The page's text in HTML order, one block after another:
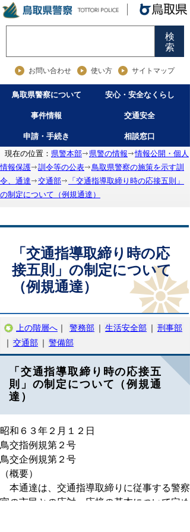
検
索
お問い合わせ 使い方 サイトマップ
鳥取県警察について 安心・安全なくらし
事件情報 交通安全
申請・手続き
相談窓口
現在の位置： 県警本部 県警の情報
情報公開・個人
情報保護
訓令等の公表
鳥取県警察の施策を示す訓
令、通達
交通部
「交通指導取締り時の応接五則」
の制定について（例規通達）
「交通指導取締り時の応
接五則」の制定について
（例規通達）
上の階層へ ｜ 警務部 ｜ 生活安全部 ｜ 刑事部
｜ 交通部 ｜ 警備部
「交通指導取締り時の応接五
則」の制定について（例規通
達）
昭和６３年２月１２日
鳥交指例規第２号
鳥交企例規第２号
（概要）
本通達は、交通指導取締りに従事する警察
官の市民との応対、応接の基本について定め